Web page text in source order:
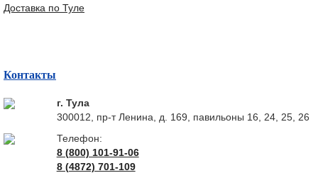
Доставка по Туле
Контакты
г. Тула
300012, пр-т Ленина, д. 169, павильоны 16, 24, 25, 26
Телефон:
8 (800) 101-91-06
8 (4872) 701-109